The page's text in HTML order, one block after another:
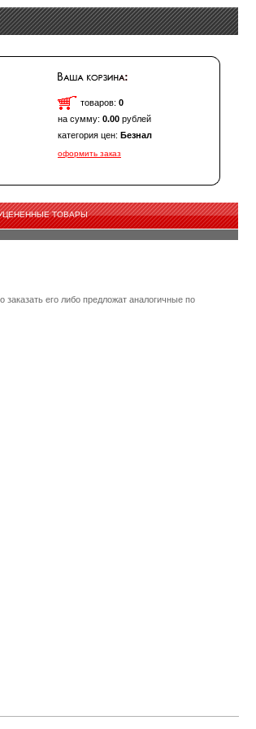
товаров: 0
на сумму: 0.00рублей
категория цен: Безнал
оформить заказ
ТОВАРЫ
его либо предложат аналогичные по